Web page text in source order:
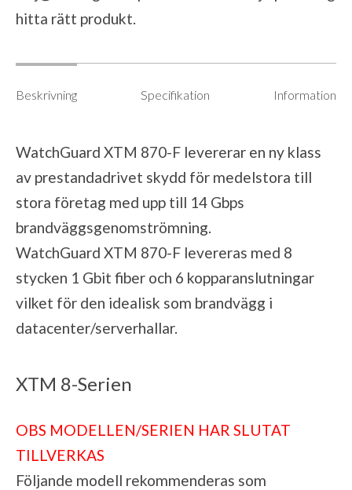
hitta rätt produkt.
Beskrivning Specifikation Information
WatchGuard XTM 870-F levererar en ny klass
av prestandadrivet skydd för medelstora till
stora företag med upp till 14 Gbps
brandväggsgenomströmning.
WatchGuard XTM 870-F levereras med 8
stycken 1 Gbit fiber och 6 kopparanslutningar
vilket för den idealisk som brandvägg i
datacenter/serverhallar.
XTM 8-Serien
OBS MODELLEN/SERIEN HAR SLUTAT
TILLVERKAS
Följande modell rekommenderas som